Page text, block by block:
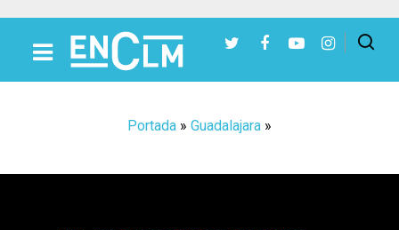
Portada » Guadalajara »